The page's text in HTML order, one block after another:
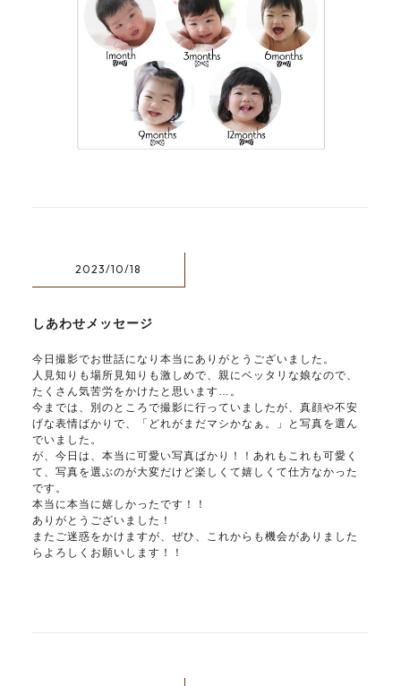
2023/10/18
しあわせメッセージ
今日撮影でお世話になり本当にありがとうございました。
人見知りも場所見知りも激しめで、親にベッタリな娘なので、
たくさん気苦労をかけたと思います…。
今までは、別のところで撮影に行っていましたが、真顔や不安
げな表情ばかりで、「どれがまだマシかなぁ。」と写真を選ん
でいました。
が、今日は、本当に可愛い写真ばかり！！あれもこれも可愛く
て、写真を選ぶのが大変だけど楽しくて嬉しくて仕方なかった
です。
本当に本当に嬉しかったです！！
ありがとうございました！
またご迷惑をかけますが、ぜひ、これからも機会がありました
らよろしくお願いします！！